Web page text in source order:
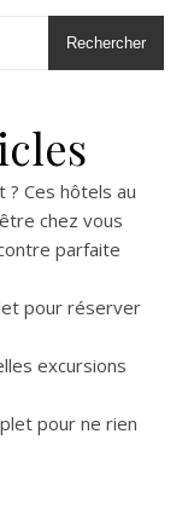
Rechercher
? Ces hôtels au
chez vous
parfaite
pour réserver
excursions
pour ne rien